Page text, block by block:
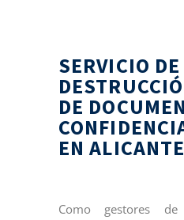
SERVICIO DE
DE
EN ALICANTE
Como gestores